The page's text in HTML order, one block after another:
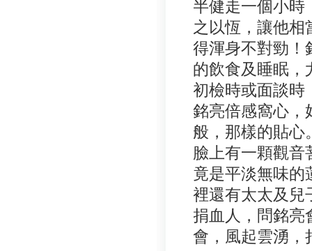
半健走一個小時
之以恆，讓他相
得渾身不對勁！
的飲食及睡眠，
初檢時或面談時
銘亮倍感窩心，
般，那樣的貼心
臉上有一顆觀音
竟是平淡無味的
裡還有太太及兒
捐血人，問銘亮
會，風起雲湧，